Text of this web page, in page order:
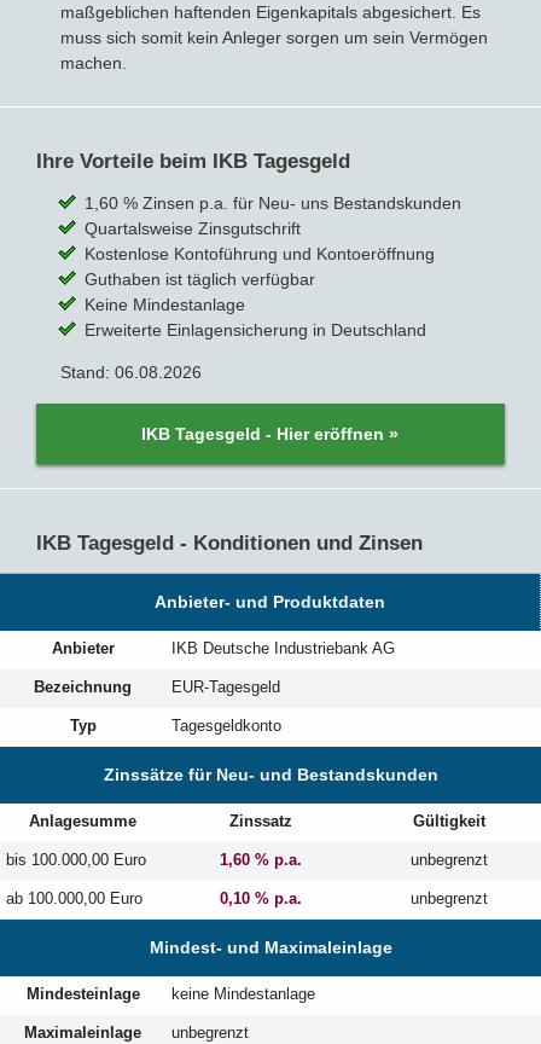
maßgeblichen haftenden Eigenkapitals abgesichert. Es
muss sich somit kein Anleger sorgen um sein Vermögen
machen.
Ihre Vorteile beim IKB Tagesgeld
1,60 % Zinsen p.a. für Neu- uns Bestandskunden
Quartalsweise Zinsgutschrift
Kostenlose Kontoführung und Kontoeröffnung
Guthaben ist täglich verfügbar
Keine Mindestanlage
Erweiterte Einlagensicherung in Deutschland
Stand: 06.08.2026
IKB Tagesgeld - Hier eröffnen »
IKB Tagesgeld - Konditionen und Zinsen
Anbieter- und Produktdaten
Anbieter IKB Deutsche Industriebank AG
Bezeichnung EUR-Tagesgeld
Typ Tagesgeldkonto
Zinssätze für Neu- und Bestandskunden
Anlagesumme Zinssatz Gültigkeit
bis 100.000,00 Euro 1,60 % p.a. unbegrenzt
ab 100.000,00 Euro 0,10 % p.a. unbegrenzt
Mindest- und Maximaleinlage
Mindesteinlage keine Mindestanlage
Maximaleinlage unbegrenzt